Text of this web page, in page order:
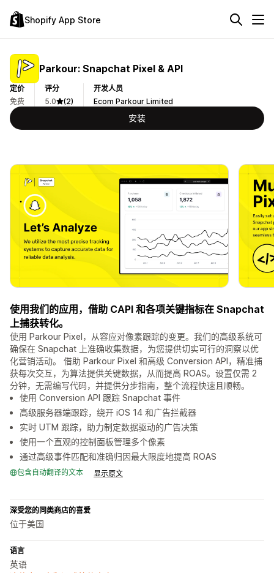
Shopify App Store
Parkour: Snapchat Pixel & API
定价
免费
评分
5.0
(2)
开发人员
Ecom Parkour Limited
安装
使用我们的应用，借助 CAPI 和各项关键指标在 Snapchat
上捕获转化。
使用 Parkour Pixel，从容应对像素跟踪的变更。我们的高级系统可
确保在 Snapchat 上准确收集数据，为您提供切实可行的洞察以优
化营销活动。 借助 Parkour Pixel 和高级 Conversion API，精准捕
获每次交互，为算法提供关键数据，从而提高 ROAS。设置仅需 2
分钟，无需编写代码，并提供分步指南，整个流程快速且顺畅。
使用 Conversion API 跟踪 Snapchat 事件
高级服务器端跟踪，绕开 iOS 14 和广告拦截器
实时 UTM 跟踪，助力制定数据驱动的广告决策
使用一个直观的控制面板管理多个像素
通过高级事件匹配和准确归因最大限度地提高 ROAS
包含自动翻译的文本 显示原文
深受您的同类商店的喜爱
位于美国
语言
英语